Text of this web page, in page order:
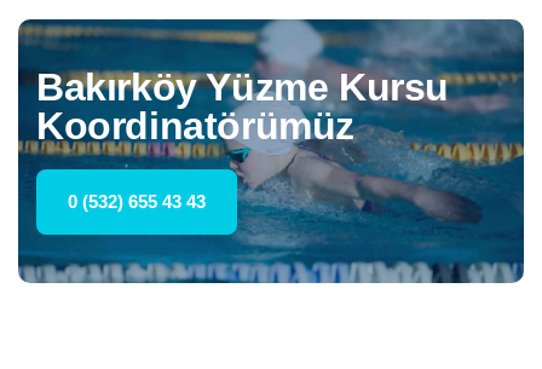
Bakırköy Yüzme Kursu
Koordinatörümüz
0 (532) 655 43 43